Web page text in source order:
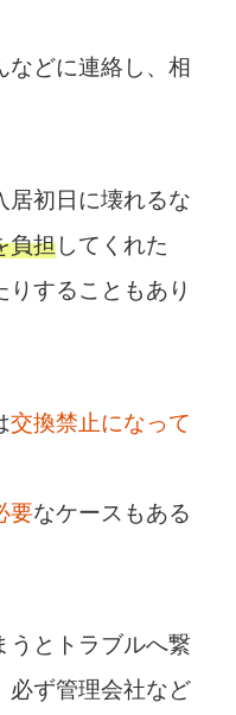
などに連絡し、相
居初日に壊れるな
負担してくれた
りすることもあり
交換禁止になって
要なケースもある
うとトラブルへ繋
必ず管理会社など